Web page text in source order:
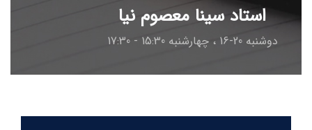
استاد سینا معصوم نیا
دوشنبه 20-16 ، چهارشنبه 15:30 - 17:30